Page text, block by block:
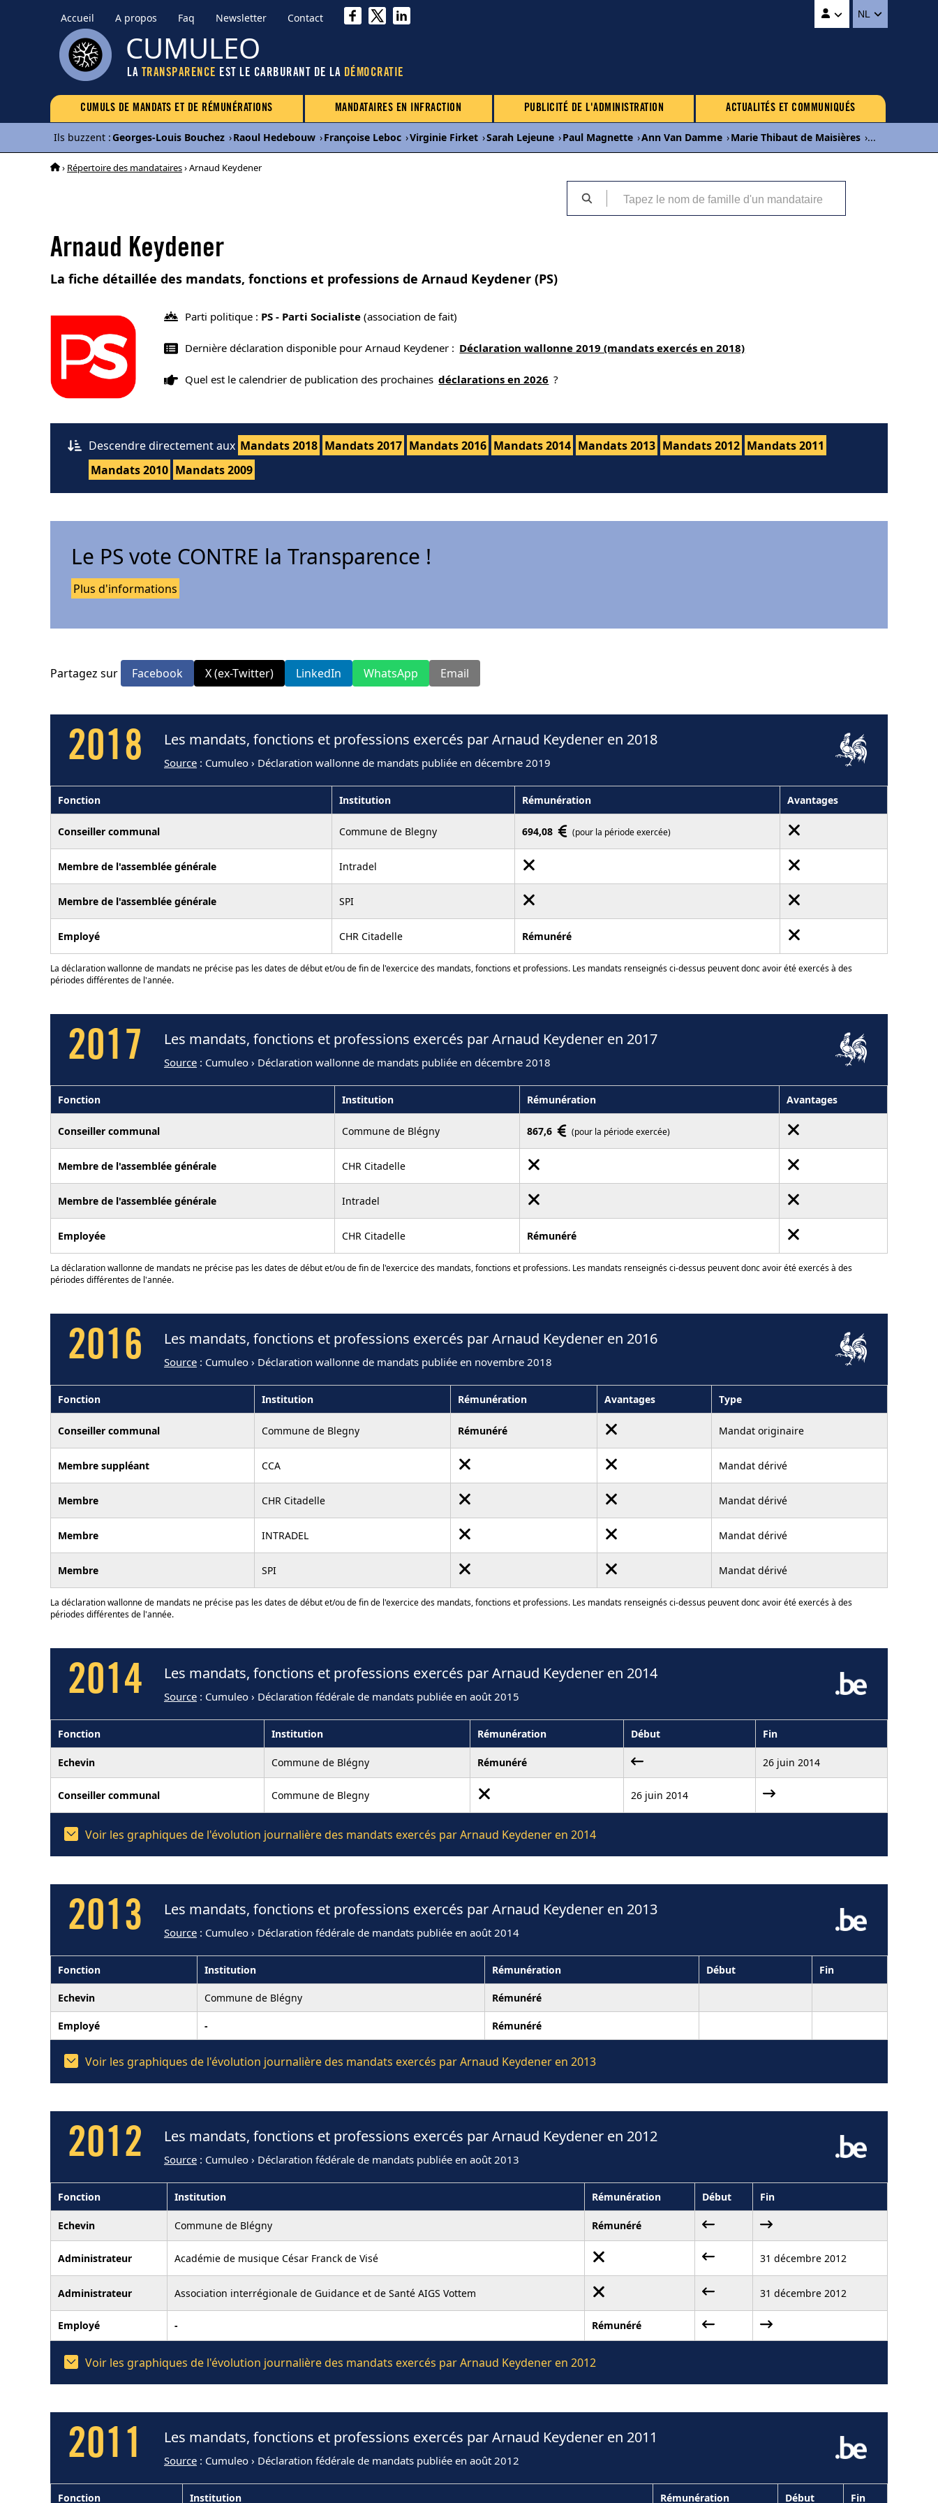
Accueil A propos Faq Newsletter Contact NL
CUMULEO
LA TRANSPARENCE EST LE CARBURANT DE LA DÉMOCRATIE
CUMULS DE MANDATS ET DE RÉMUNÉRATIONS MANDATAIRES EN INFRACTION PUBLICITÉ DE L'ADMINISTRATION ACTUALITÉS ET COMMUNIQUÉS
Ils buzzent :Georges-Louis Bouchez ›Raoul Hedebouw ›Françoise Leboc ›Virginie Firket ›Sarah Lejeune ›Paul Magnette ›Ann Van Damme ›Marie Thibaut de Maisières ›...
› Répertoire des mandataires› Arnaud Keydener
Arnaud Keydener
La fiche détaillée des mandats, fonctions et professions de Arnaud Keydener (PS)
Parti politique : PS - Parti Socialiste (association de fait)
Dernière déclaration disponible pour Arnaud Keydener : Déclaration wallonne 2019 (mandats exercés en 2018)
Quel est le calendrier de publication des prochaines déclarations en 2026 ?
Descendre directement aux Mandats 2018 Mandats 2017 Mandats 2016 Mandats 2014 Mandats 2013 Mandats 2012 Mandats 2011
Mandats 2010 Mandats 2009
Le PS vote CONTRE la Transparence !
Plus d'informations
Partagez sur Facebook X (ex-Twitter) LinkedIn WhatsApp Email
2018 Les mandats, fonctions et professions exercés par Arnaud Keydener en 2018
Source : Cumuleo › Déclaration wallonne de mandats publiée en décembre 2019
Fonction Institution Rémunération Avantages
Conseiller communal Commune de Blegny 694,08 (pour la période exercée)
Membre de l'assemblée générale Intradel
Membre de l'assemblée générale SPI
Employé CHR Citadelle Rémunéré
La déclaration wallonne de mandats ne précise pas les dates de début et/ou de fin de l'exercice des mandats, fonctions et professions. Les mandats renseignés ci-dessus peuvent donc avoir été exercés à des
périodes différentes de l'année.
2017 Les mandats, fonctions et professions exercés par Arnaud Keydener en 2017
Source : Cumuleo › Déclaration wallonne de mandats publiée en décembre 2018
Fonction Institution Rémunération Avantages
Conseiller communal Commune de Blégny 867,6 (pour la période exercée)
Membre de l'assemblée générale CHR Citadelle
Membre de l'assemblée générale Intradel
Employée CHR Citadelle Rémunéré
La déclaration wallonne de mandats ne précise pas les dates de début et/ou de fin de l'exercice des mandats, fonctions et professions. Les mandats renseignés ci-dessus peuvent donc avoir été exercés à des
périodes différentes de l'année.
2016 Les mandats, fonctions et professions exercés par Arnaud Keydener en 2016
Source : Cumuleo › Déclaration wallonne de mandats publiée en novembre 2018
Fonction Institution Rémunération Avantages Type
Conseiller communal Commune de Blegny Rémunéré Mandat originaire
Membre suppléant CCA Mandat dérivé
Membre CHR Citadelle Mandat dérivé
Membre INTRADEL Mandat dérivé
Membre SPI Mandat dérivé
La déclaration wallonne de mandats ne précise pas les dates de début et/ou de fin de l'exercice des mandats, fonctions et professions. Les mandats renseignés ci-dessus peuvent donc avoir été exercés à des
périodes différentes de l'année.
2014 Les mandats, fonctions et professions exercés par Arnaud Keydener en 2014
Source : Cumuleo › Déclaration fédérale de mandats publiée en août 2015
Fonction Institution Rémunération Début Fin
Echevin Commune de Blégny Rémunéré 26 juin 2014
Conseiller communal Commune de Blegny 26 juin 2014
Voir les graphiques de l'évolution journalière des mandats exercés par Arnaud Keydener en 2014
2013 Les mandats, fonctions et professions exercés par Arnaud Keydener en 2013
Source : Cumuleo › Déclaration fédérale de mandats publiée en août 2014
Fonction Institution Rémunération Début Fin
Echevin Commune de Blégny Rémunéré
Employé - Rémunéré
Voir les graphiques de l'évolution journalière des mandats exercés par Arnaud Keydener en 2013
2012 Les mandats, fonctions et professions exercés par Arnaud Keydener en 2012
Source : Cumuleo › Déclaration fédérale de mandats publiée en août 2013
Fonction Institution Rémunération Début Fin
Echevin Commune de Blégny Rémunéré
Administrateur Académie de musique César Franck de Visé 31 décembre 2012
Administrateur Association interrégionale de Guidance et de Santé AIGS Vottem 31 décembre 2012
Employé - Rémunéré
Voir les graphiques de l'évolution journalière des mandats exercés par Arnaud Keydener en 2012
2011 Les mandats, fonctions et professions exercés par Arnaud Keydener en 2011
Source : Cumuleo › Déclaration fédérale de mandats publiée en août 2012
Fonction Institution Rémunération Début Fin